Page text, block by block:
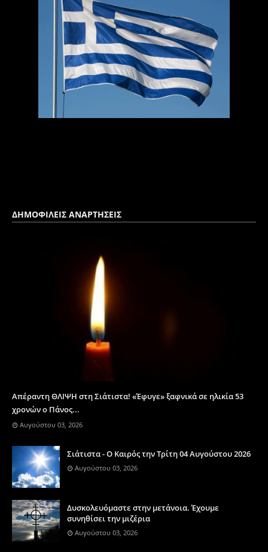
ΔΗΜΟΦΙΛΕΙΣ ΑΝΑΡΤΗΣΕΙΣ
Απέραντη ΘΛΙΨΗ στη Σιάτιστα! «Έφυγε» ξαφνικά σε ηλικία 53
χρονών ο Πάνος...
Αυγούστου 03, 2026
Σιάτιστα - Ο Καιρός την Τρίτη 04 Αυγούστου 2026
Αυγούστου 03, 2026
Δυσκολευόμαστε στην μετάνοια. Έχουμε
συνηθίσει την μιζέρια
Αυγούστου 03, 2026